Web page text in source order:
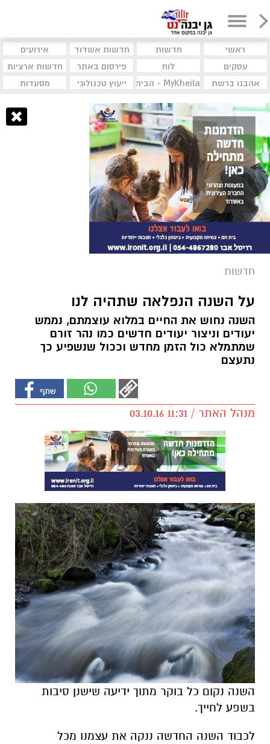
ראשי חדשות חדשות אשדוד
אירועים
עסקים
לוח פירסום באתר
חדשות ארציות
אהבנו ברשת
MyKheila - הבית לעסקים וקהילות ייעוץ טכנולוגי מסעדות
חדשות
על השנה הנפלאה שתהיה לנו
השנה נחוש את החיים במלוא עוצמתם, נממש
יעודים וניצור יעודים חדשים כמו נהר זורם
שמתמלא כול הזמן מחדש וככול שנשפיע כך
נתעצם
מנהל האתר / 11:31 03.10.16
השנה נקום כל בוקר מתוך ידיעה שישנן סיבות
בשפע לחייך.
לכבוד השנה החדשה ננקה את עצמנו מכל